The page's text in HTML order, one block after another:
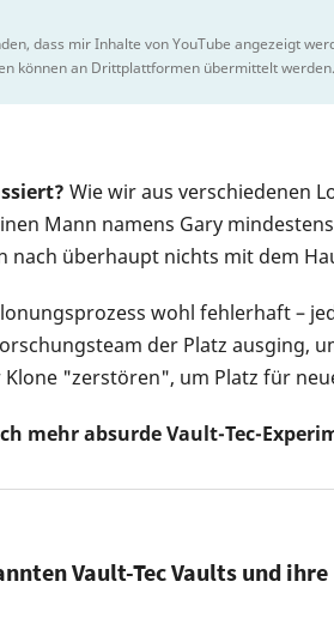
dass mir Inhalte von YouTube angezeigt
können an Drittplattformen übermittelt
Wie wir aus verschiedenen
Mann namens Gary
nach überhaupt nichts mit dem
wohl fehlerhaft –
der Platz ausging,
"zerstören", um Platz für
mehr absurde Vault-Tec-
Vault-Tec Vaults und ihre